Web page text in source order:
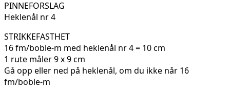
PINNEFORSLAG
Heklenål nr 4
STRIKKEFASTHET
16 fm/boble-m med heklenål nr 4 = 10 cm
1 rute måler 9 x 9 cm
Gå opp eller ned på heklenål, om du ikke når 16
fm/boble-m